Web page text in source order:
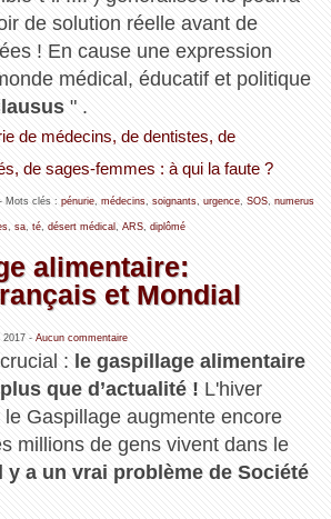
de solution réelle avant de
! En cause une expression
médical, éducatif et politique
" .
de médecins, de dentistes, de
de sages-femmes : à qui la faute ?
Mots clés : pénurie, médecins, soignants, urgence, SOS, numerus
, sa, té, désert médical ARS, diplômé
alimentaire:
et Mondial
2017- Aucun commentaire
: le gaspillage alimentaire
que d’actualité ! L'hiver
Gaspillage augmente encore
millions de gens vivent dans le
y a un vrai problème de Société